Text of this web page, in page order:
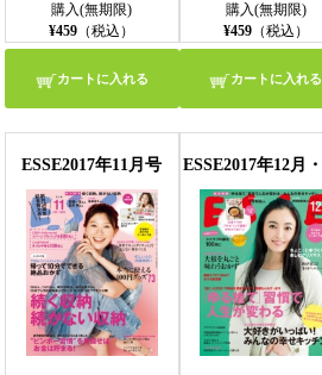
購入(無期限)
¥459 （税込）
カートに入れる
購入(無期限)
¥459（税込）
カートに入れる
ESSE2017年11月号